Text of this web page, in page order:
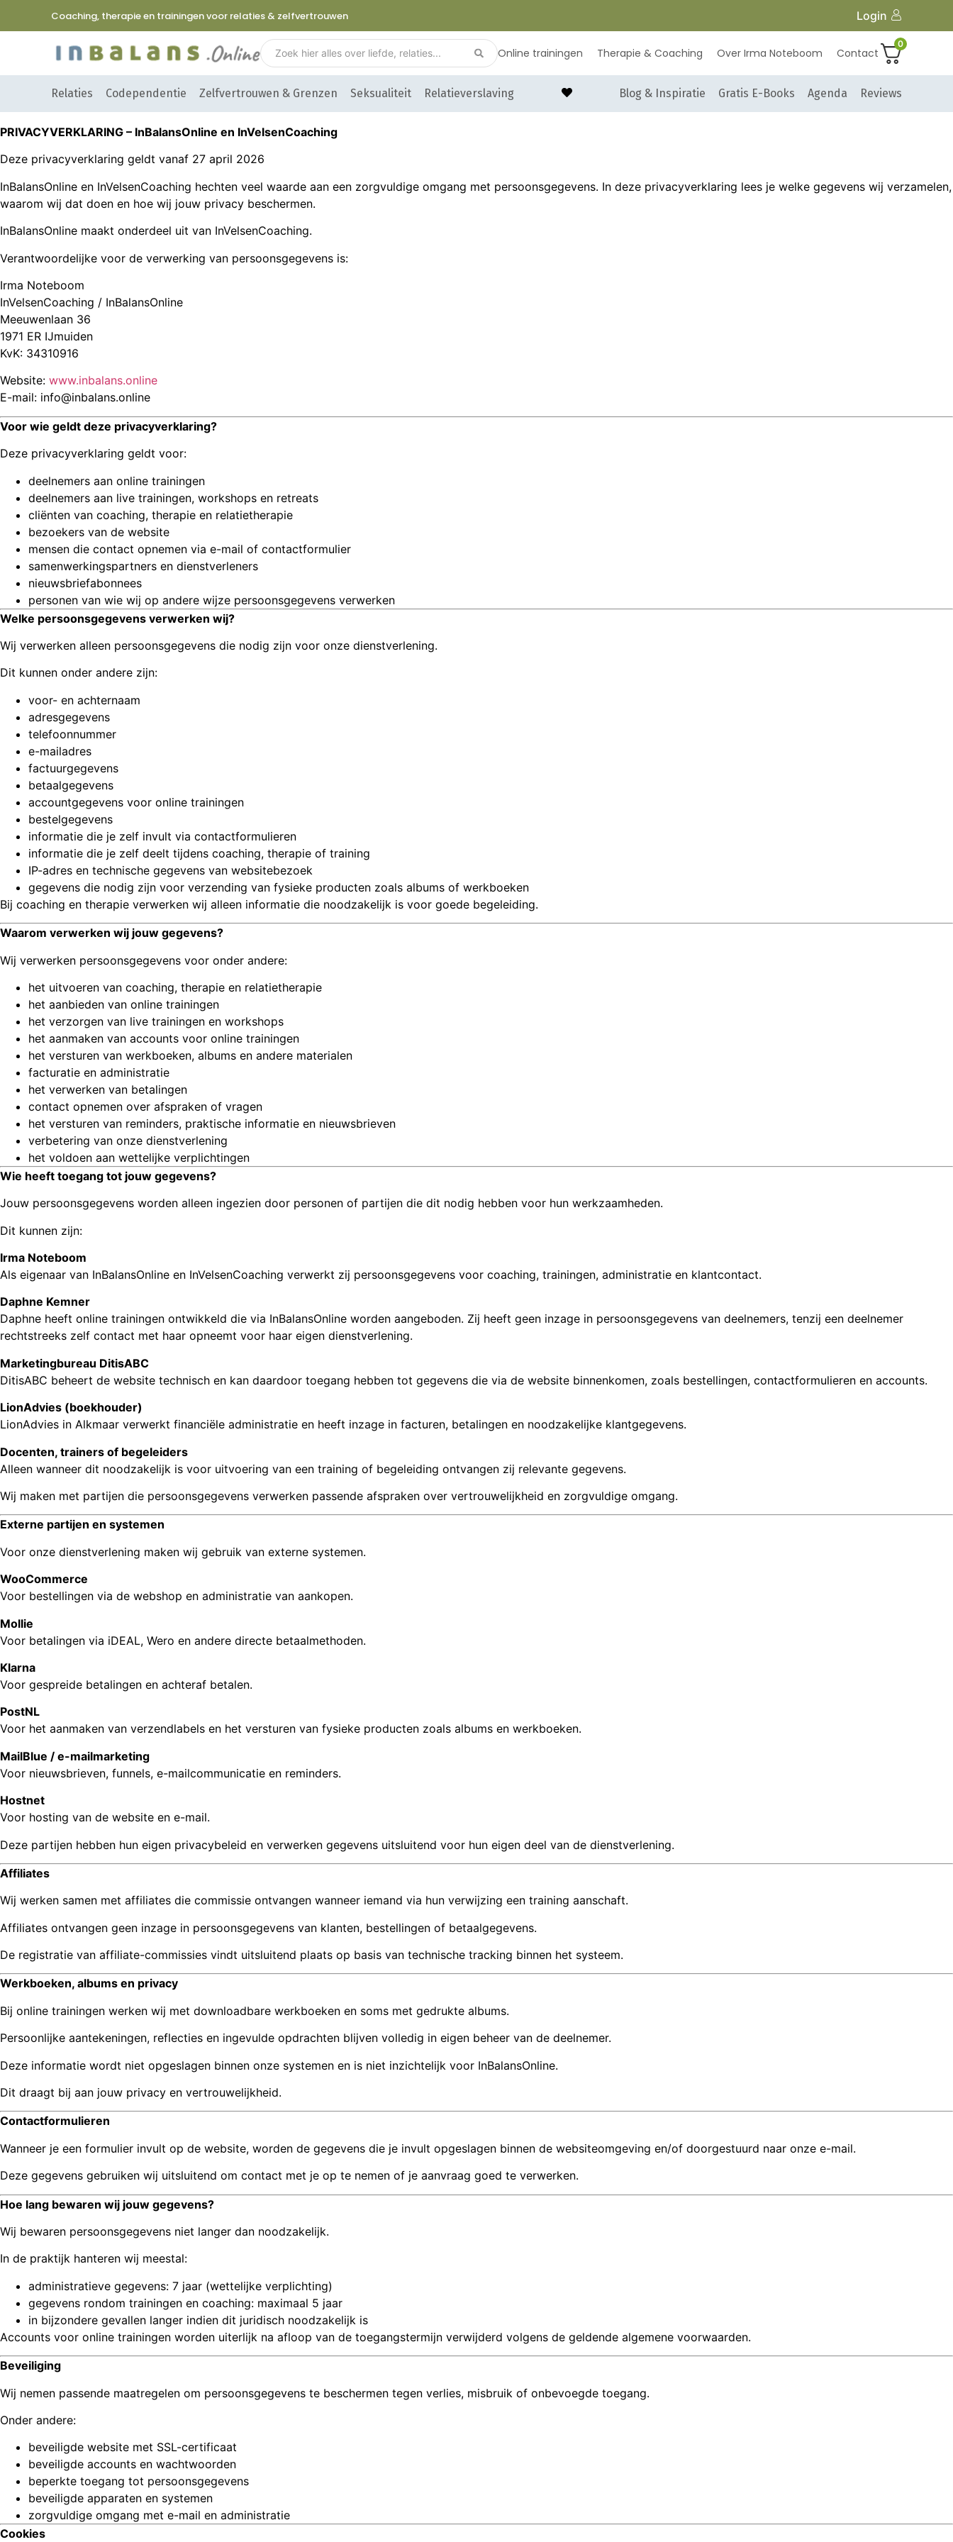
Coaching, therapie en trainingen voor relaties & zelfvertrouwen Login
Online trainingen Therapie & Coaching Over Irma Noteboom Contact
0
Relaties Codependentie Zelfvertrouwen & Grenzen Seksualiteit Relatieverslaving Blog & Inspiratie Gratis E-Books Agenda Reviews
PRIVACYVERKLARING – InBalansOnline en InVelsenCoaching
Deze privacyverklaring geldt vanaf 27 april 2026
InBalansOnline en InVelsenCoaching hechten veel waarde aan een zorgvuldige omgang met persoonsgegevens. In deze privacyverklaring lees je welke gegevens wij verzamelen,
waarom wij dat doen en hoe wij jouw privacy beschermen.
InBalansOnline maakt onderdeel uit van InVelsenCoaching.
Verantwoordelijke voor de verwerking van persoonsgegevens is:
Irma Noteboom
InVelsenCoaching / InBalansOnline
Meeuwenlaan 36
1971 ER IJmuiden
KvK: 34310916
Website: www.inbalans.online
E-mail: info@inbalans.online
Voor wie geldt deze privacyverklaring?
Deze privacyverklaring geldt voor:
deelnemers aan online trainingen
deelnemers aan live trainingen, workshops en retreats
cliënten van coaching, therapie en relatietherapie
bezoekers van de website
mensen die contact opnemen via e-mail of contactformulier
samenwerkingspartners en dienstverleners
nieuwsbriefabonnees
personen van wie wij op andere wijze persoonsgegevens verwerken
Welke persoonsgegevens verwerken wij?
Wij verwerken alleen persoonsgegevens die nodig zijn voor onze dienstverlening.
Dit kunnen onder andere zijn:
voor- en achternaam
adresgegevens
telefoonnummer
e-mailadres
factuurgegevens
betaalgegevens
accountgegevens voor online trainingen
bestelgegevens
informatie die je zelf invult via contactformulieren
informatie die je zelf deelt tijdens coaching, therapie of training
IP-adres en technische gegevens van websitebezoek
gegevens die nodig zijn voor verzending van fysieke producten zoals albums of werkboeken
Bij coaching en therapie verwerken wij alleen informatie die noodzakelijk is voor goede begeleiding.
Waarom verwerken wij jouw gegevens?
Wij verwerken persoonsgegevens voor onder andere:
het uitvoeren van coaching, therapie en relatietherapie
het aanbieden van online trainingen
het verzorgen van live trainingen en workshops
het aanmaken van accounts voor online trainingen
het versturen van werkboeken, albums en andere materialen
facturatie en administratie
het verwerken van betalingen
contact opnemen over afspraken of vragen
het versturen van reminders, praktische informatie en nieuwsbrieven
verbetering van onze dienstverlening
het voldoen aan wettelijke verplichtingen
Wie heeft toegang tot jouw gegevens?
Jouw persoonsgegevens worden alleen ingezien door personen of partijen die dit nodig hebben voor hun werkzaamheden.
Dit kunnen zijn:
Irma Noteboom
Als eigenaar van InBalansOnline en InVelsenCoaching verwerkt zij persoonsgegevens voor coaching, trainingen, administratie en klantcontact.
Daphne Kemner
Daphne heeft online trainingen ontwikkeld die via InBalansOnline worden aangeboden. Zij heeft geen inzage in persoonsgegevens van deelnemers, tenzij een deelnemer
rechtstreeks zelf contact met haar opneemt voor haar eigen dienstverlening.
Marketingbureau DitisABC
DitisABC beheert de website technisch en kan daardoor toegang hebben tot gegevens die via de website binnenkomen, zoals bestellingen, contactformulieren en accounts.
LionAdvies (boekhouder)
LionAdvies in Alkmaar verwerkt financiële administratie en heeft inzage in facturen, betalingen en noodzakelijke klantgegevens.
Docenten, trainers of begeleiders
Alleen wanneer dit noodzakelijk is voor uitvoering van een training of begeleiding ontvangen zij relevante gegevens.
Wij maken met partijen die persoonsgegevens verwerken passende afspraken over vertrouwelijkheid en zorgvuldige omgang.
Externe partijen en systemen
Voor onze dienstverlening maken wij gebruik van externe systemen.
WooCommerce
Voor bestellingen via de webshop en administratie van aankopen.
Mollie
Voor betalingen via iDEAL, Wero en andere directe betaalmethoden.
Klarna
Voor gespreide betalingen en achteraf betalen.
PostNL
Voor het aanmaken van verzendlabels en het versturen van fysieke producten zoals albums en werkboeken.
MailBlue / e-mailmarketing
Voor nieuwsbrieven, funnels, e-mailcommunicatie en reminders.
Hostnet
Voor hosting van de website en e-mail.
Deze partijen hebben hun eigen privacybeleid en verwerken gegevens uitsluitend voor hun eigen deel van de dienstverlening.
Affiliates
Wij werken samen met affiliates die commissie ontvangen wanneer iemand via hun verwijzing een training aanschaft.
Affiliates ontvangen geen inzage in persoonsgegevens van klanten, bestellingen of betaalgegevens.
De registratie van affiliate-commissies vindt uitsluitend plaats op basis van technische tracking binnen het systeem.
Werkboeken, albums en privacy
Bij online trainingen werken wij met downloadbare werkboeken en soms met gedrukte albums.
Persoonlijke aantekeningen, reflecties en ingevulde opdrachten blijven volledig in eigen beheer van de deelnemer.
Deze informatie wordt niet opgeslagen binnen onze systemen en is niet inzichtelijk voor InBalansOnline.
Dit draagt bij aan jouw privacy en vertrouwelijkheid.
Contactformulieren
Wanneer je een formulier invult op de website, worden de gegevens die je invult opgeslagen binnen de websiteomgeving en/of doorgestuurd naar onze e-mail.
Deze gegevens gebruiken wij uitsluitend om contact met je op te nemen of je aanvraag goed te verwerken.
Hoe lang bewaren wij jouw gegevens?
Wij bewaren persoonsgegevens niet langer dan noodzakelijk.
In de praktijk hanteren wij meestal:
administratieve gegevens: 7 jaar (wettelijke verplichting)
gegevens rondom trainingen en coaching: maximaal 5 jaar
in bijzondere gevallen langer indien dit juridisch noodzakelijk is
Accounts voor online trainingen worden uiterlijk na afloop van de toegangstermijn verwijderd volgens de geldende algemene voorwaarden.
Beveiliging
Wij nemen passende maatregelen om persoonsgegevens te beschermen tegen verlies, misbruik of onbevoegde toegang.
Onder andere:
beveiligde website met SSL-certificaat
beveiligde accounts en wachtwoorden
beperkte toegang tot persoonsgegevens
beveiligde apparaten en systemen
zorgvuldige omgang met e-mail en administratie
Cookies